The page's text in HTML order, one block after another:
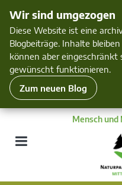
Wir sind umgezogen
Diese Website ist eine
Blogbeiträge. Inhalte
können aber
gewünscht funktionieren.
Zum neuen Blog
Mensch und